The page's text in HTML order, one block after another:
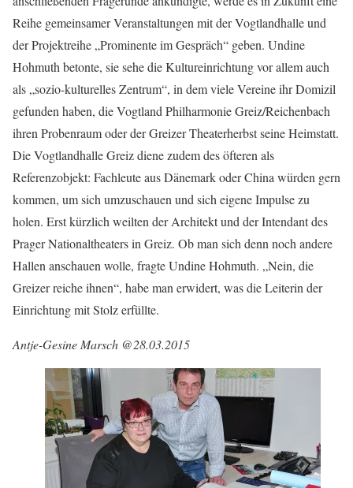
Reihe gemeinsamer Veranstaltungen mit der Vogtlandhalle und
der Projektreihe „Prominente im Gespräch“ geben. Undine
Hohmuth betonte, sie sehe die Kultureinrichtung vor allem auch
als „sozio-kulturelles Zentrum“, in dem viele Vereine ihr Domizil
gefunden haben, die Vogtland Philharmonie Greiz/Reichenbach
ihren Probenraum oder der Greizer Theaterherbst seine Heimstatt.
Die Vogtlandhalle Greiz diene zudem des öfteren als
Referenzobjekt: Fachleute aus Dänemark oder China würden gern
kommen, um sich umzuschauen und sich eigene Impulse zu
holen. Erst kürzlich weilten der Architekt und der Intendant des
Prager Nationaltheaters in Greiz. Ob man sich denn noch andere
Hallen anschauen wolle, fragte Undine Hohmuth. „Nein, die
Greizer reiche ihnen“, habe man erwidert, was die Leiterin der
Einrichtung mit Stolz erfüllte.
Antje-Gesine Marsch @28.03.2015